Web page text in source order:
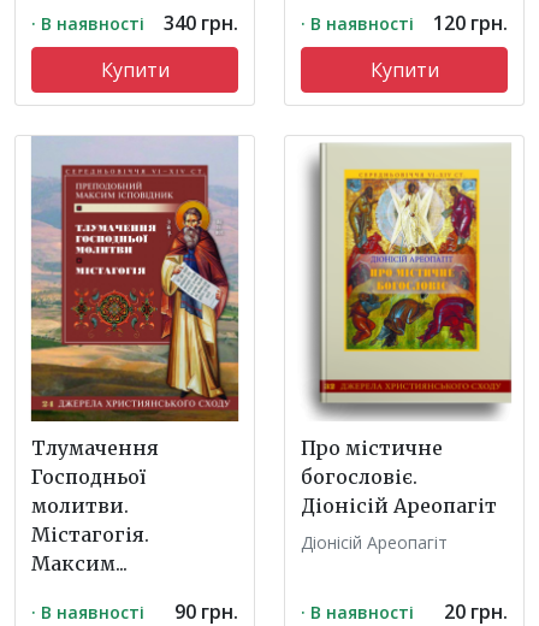
· В наявності
340 грн.
Купити
· В наявності
120 грн.
Купити
Тлумачення
Господньої
молитви.
Містагогія.
Максим...
· В наявності
90 грн.
Про містичне
богословіє.
Діонісій Ареопагіт
Діонісій Ареопагіт
· В наявності
20 грн.